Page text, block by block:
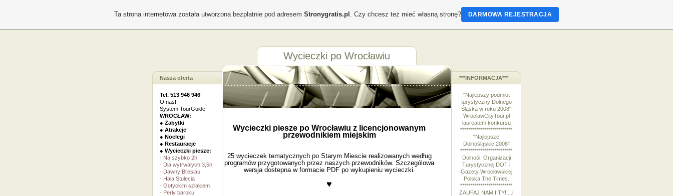
Nasza oferta
Tel. 513 946 946
O nas!
System TourGuide
WROCŁAW:
● Zabytki
● Atrakcje
● Noclegi
● Restauracje
● Wycieczki piesze:
- Na szybko 2h
- Dla wytrwalych 3,5h
- Dawny Breslau
- Hala Stulecia
- Gotyckim szlakiem
- Perly baroku
Wycieczki po Wrocławiu
Wycieczki piesze po Wrocławiu z licencjonowanym
przewodnikiem miejskim
25 wycieczek tematycznych po Starym Miescie realizowanych według
programów przygotowanych przez naszych przewodników. Szczególowa
wersja dostepna w formacie PDF po wykupieniu wycieczki.
♥
***INFORMACJA***
"Najlepszy podmiot
turystyczny Dolnego
Śląska w roku 2008"
WroclawCityTour.pl
laureatem konkursu
**************************
"Najlepsze
Dolnośląskie 2008"
**************************
Dolnośl. Organizacji
Turystycznej DOT i
Gazety Wrocławskiej
Polska The Times.
**************************
ZAUFAJ NAM I TY! ...i
Ta strona internetowa została utworzona bezpłatnie pod adresem Stronygratis.pl . Czy chcesz też mieć własną stronę? DARMOWA REJESTRACJA